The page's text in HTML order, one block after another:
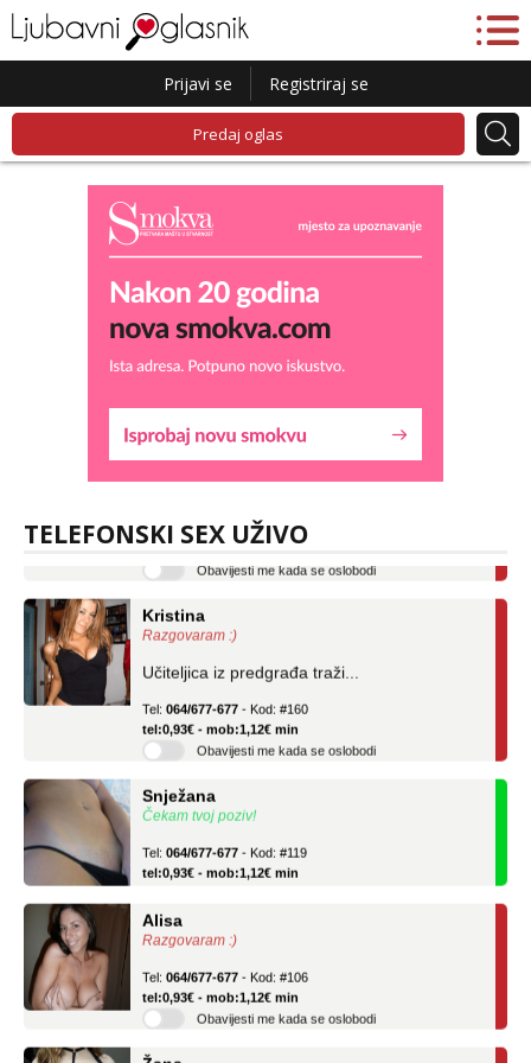
Prijavi se Registriraj se
Predaj oglas
TELEFONSKI SEX UŽIVO
Liliana
tel:0,93€ - mob:1,12€ min
Razgovaram :)
tel:0,93€ - mob:1,12€ min
Obavijesti me kada se oslobodi
Čekam tvoj poziv!
tel:0,93€ - mob:1,12€ min
Razgovaram :)
tel:0,93€ - mob:1,12€ min
Obavijesti me kada se oslobodi